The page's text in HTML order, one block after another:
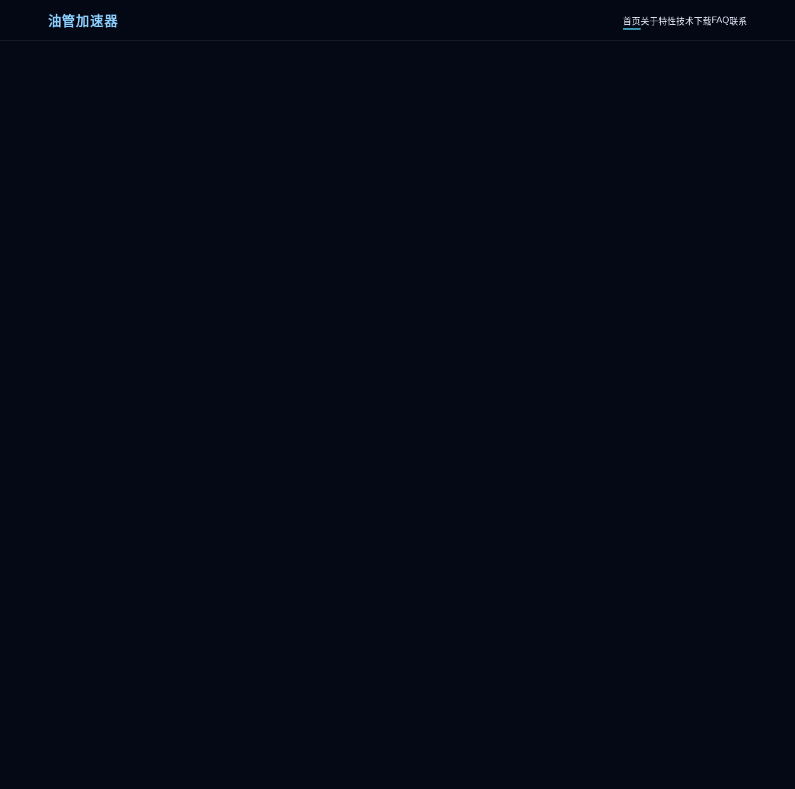
油管加速器 首页关于特性技术下载FAQ联系